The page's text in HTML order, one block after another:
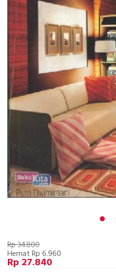
Rp 34.800
Hemat Rp 6.960
Rp 27.840